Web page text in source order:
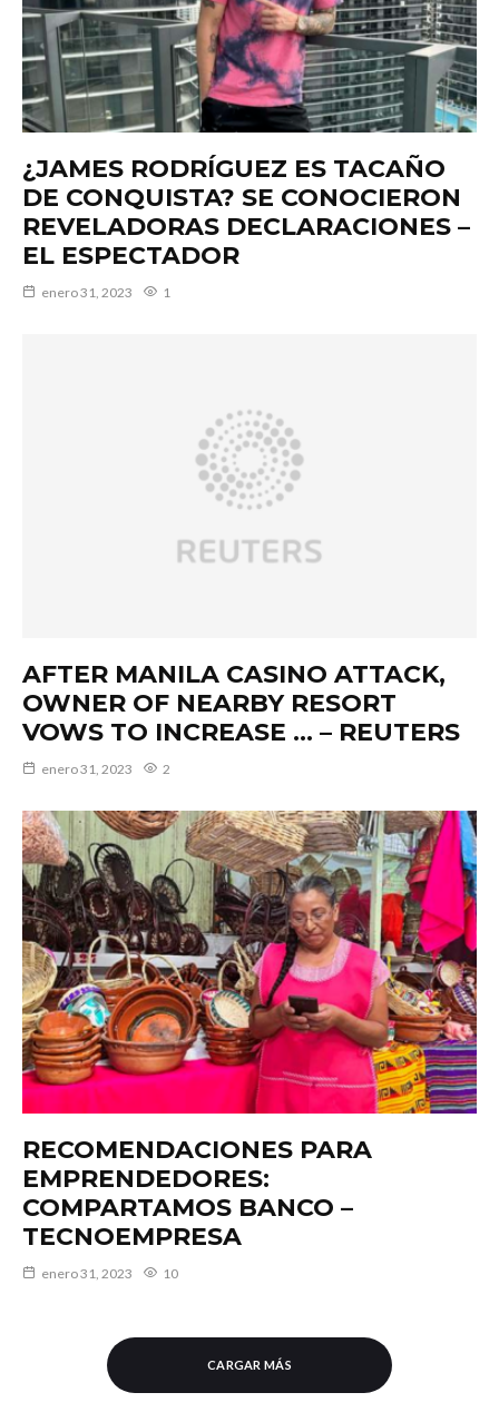
¿JAMES RODRÍGUEZ ES TACAÑO
DE CONQUISTA? SE CONOCIERON
REVELADORAS DECLARACIONES –
EL ESPECTADOR
enero 31, 2023 1
AFTER MANILA CASINO ATTACK,
OWNER OF NEARBY RESORT
VOWS TO INCREASE … – REUTERS
enero 31, 2023 2
RECOMENDACIONES PARA
EMPRENDEDORES:
COMPARTAMOS BANCO –
TECNOEMPRESA
enero 31, 2023 10
CARGAR MÁS